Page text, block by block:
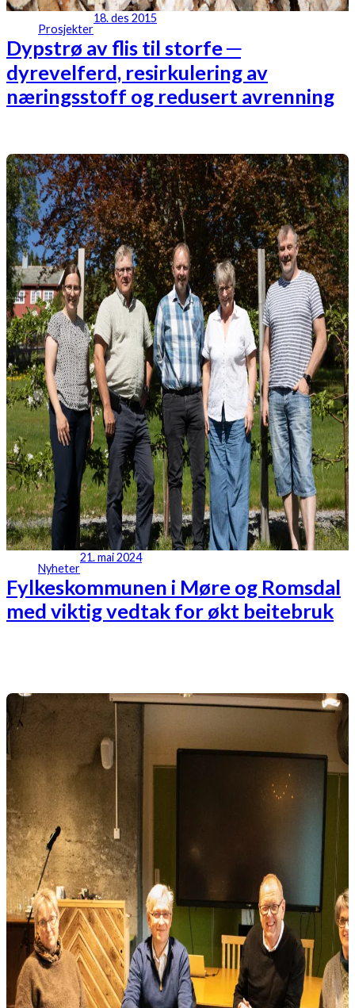
Prosjekter
18. des 2015
Dypstrø av flis til storfe ─
dyrevelferd, resirkulering av
næringsstoff og redusert avrenning
Nyheter
21. mai 2024
Fylkeskommunen i Møre og Romsdal
med viktig vedtak for økt beitebruk